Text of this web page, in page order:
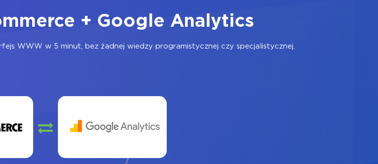
+ Google Analytics
WWW w 5 minut, bez żadnej wiedzy programistycznej czy specjalistycznej.